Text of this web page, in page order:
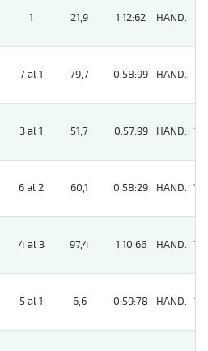
1 21,9 1:12:62 HAND.
7 al 1 79,7 0:58:99 HAND.
3 al 1 51,7 0:57:99 HAND. 13
6 al 2 60,1 0:58:29 HAND. 14
4 al 3 97,4 1:10:66 HAND. 14
5 al 1 6,6 0:59:78 HAND. 12